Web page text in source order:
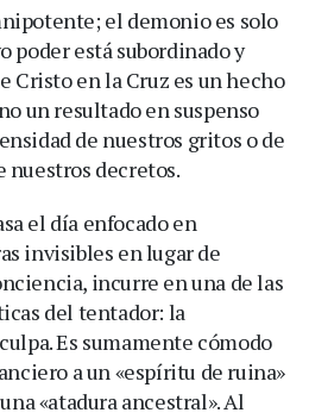
el demonio es solo
poder está subordinado y
Cristo en la Cruz es un hecho
un resultado en suspenso
de nuestros gritos o de
nuestros decretos.
el día enfocado en
invisibles en lugar de
incurre en una de las
del tentador: la
Es sumamente cómodo
a un «espíritu de ruina»
«atadura ancestral». Al